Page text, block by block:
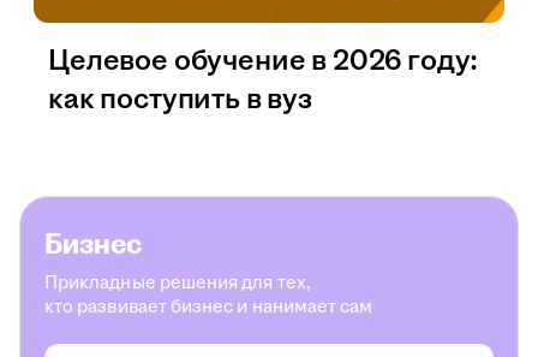
Целевое обучение в 2026 году:
как поступить в вуз
Бизнес
Прикладные решения для тех,
кто развивает бизнес и нанимает сам